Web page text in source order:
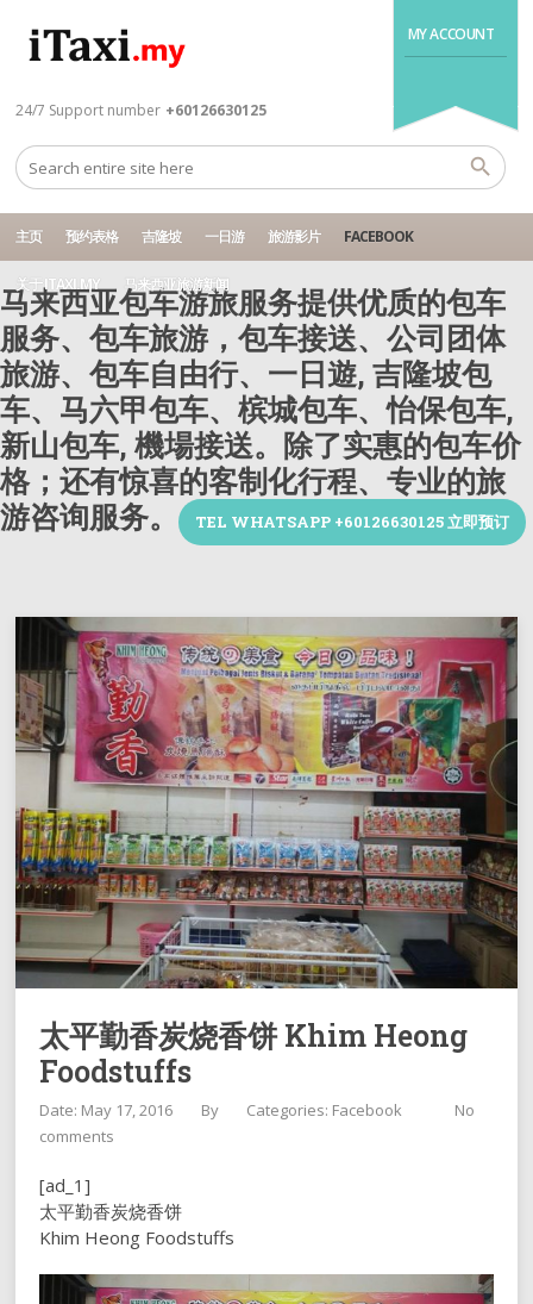
MY ACCOUNT
24/7 Support number +60126630125
主页 预约表格 吉隆坡 一日游 旅游影片 FACEBOOK
关于 ITAXI.MY 马来西亚旅游新闻
马来西亚包车游旅服务提供优质的包车
服务、包车旅游，包车接送、公司团体
旅游、包车自由行、一日遊, 吉隆坡包
车、马六甲包车、槟城包车、怡保包车,
新山包车, 機場接送。除了实惠的包车价
格；还有惊喜的客制化行程、专业的旅
游咨询服务。
TEL WHATSAPP +60126630125 立即预订
太平勤香炭烧香饼 Khim Heong
Foodstuffs
Date: May 17, 2016 By Categories: Facebook
No
comments
[ad_1]
太平勤香炭烧香饼
Khim Heong Foodstuffs